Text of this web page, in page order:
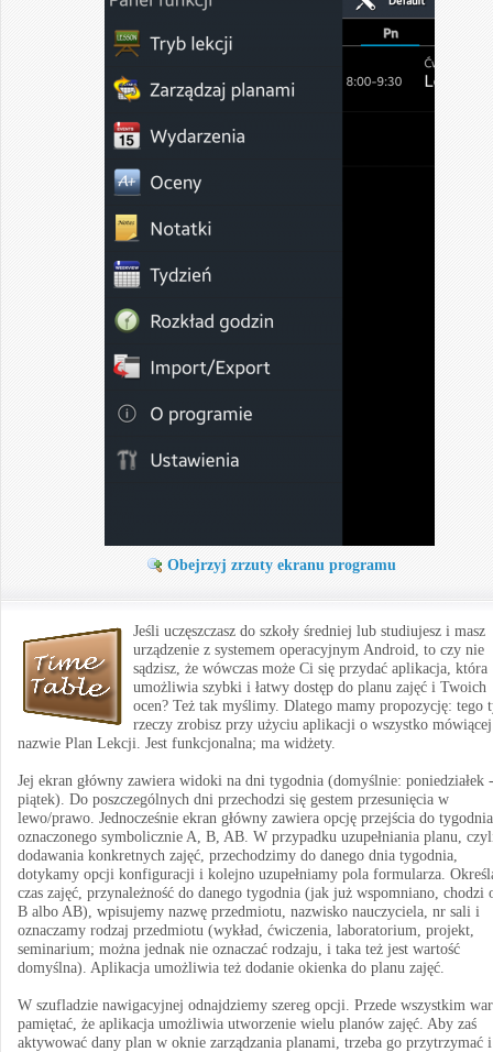
Obejrzyj zrzuty ekranu programu
Jeśli uczęszczasz do szkoły średniej lub studiujesz i masz
urządzenie z systemem operacyjnym Android, to czy nie
sądzisz, że wówczas może Ci się przydać aplikacja, która
umożliwia szybki i łatwy dostęp do planu zajęć i Twoich
ocen? Też tak myślimy. Dlatego mamy propozycję: tego
rzeczy zrobisz przy użyciu aplikacji o wszystko mówiącej
nazwie Plan Lekcji. Jest funkcjonalna; ma widżety.
Jej ekran główny zawiera widoki na dni tygodnia (domyślnie: poniedziałek -
piątek). Do poszczególnych dni przechodzi się gestem przesunięcia w
lewo/prawo. Jednocześnie ekran główny zawiera opcję przejścia do tygodnia
oznaczonego symbolicznie A, B, AB. W przypadku uzupełniania planu,
dodawania konkretnych zajęć, przechodzimy do danego dnia tygodnia,
dotykamy opcji konfiguracji i kolejno uzupełniamy pola formularza.
czas zajęć, przynależność do danego tygodnia (jak już wspomniano, chodzi
B albo AB), wpisujemy nazwę przedmiotu, nazwisko nauczyciela, nr sali i
oznaczamy rodzaj przedmiotu (wykład, ćwiczenia, laboratorium, projekt,
seminarium; można jednak nie oznaczać rodzaju, i taka też jest wartość
domyślna). Aplikacja umożliwia też dodanie okienka do planu zajęć.
W szufladzie nawigacyjnej odnajdziemy szereg opcji. Przede wszystkim
pamiętać, że aplikacja umożliwia utworzenie wielu planów zajęć. Aby zaś
aktywować dany plan w oknie zarządzania planami, trzeba go przytrzymać i